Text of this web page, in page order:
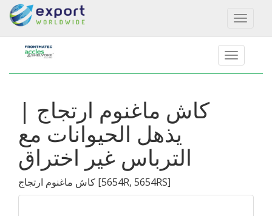
Toggle
كاش ماغنوم ارتجاج |
يذهل الحيوانات مع
الترباس غير اختراق
كاش ماغنوم ارتجاج [ 5654R, 5654RS]